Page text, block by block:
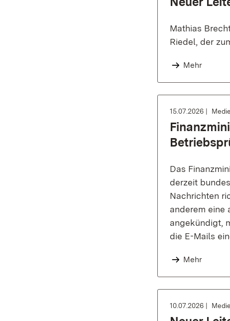
Mathias
Riedel, der
Mehr
15.07.2026
Das
derzeit
Nachrichten
anderem eine
angekündigt,
die E-Mails
Mehr
10.07.2026